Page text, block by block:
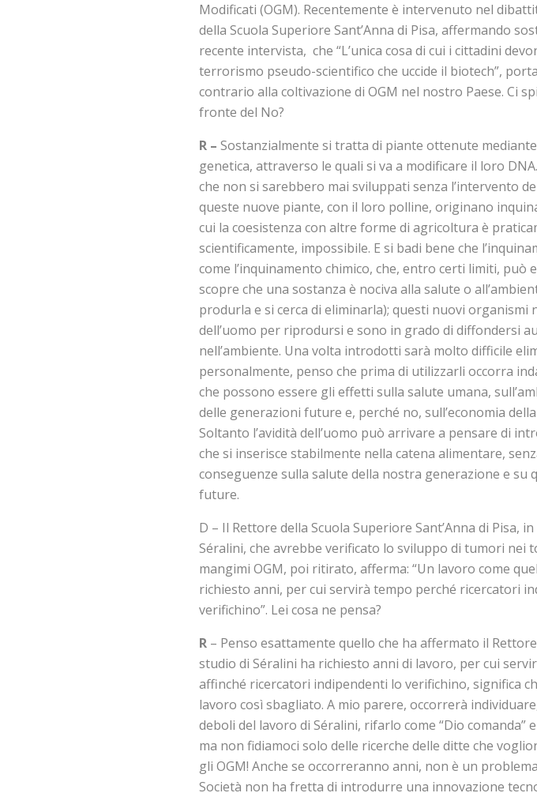
Modificati (OGM). Recentemente è intervenuto nel
della Scuola Superiore Sant’Anna di Pisa, affermando
recente intervista, che “L’unica cosa di cui i cittadini
terrorismo pseudo-scientifico che uccide il biotech”,
contrario alla coltivazione di OGM nel nostro Paese. Ci
fronte del No?
R – Sostanzialmente si tratta di piante ottenute
genetica, attraverso le quali si va a modificare il loro
che non si sarebbero mai sviluppati senza l’intervento
queste nuove piante, con il loro polline, originano
cui la coesistenza con altre forme di agricoltura è
scientificamente, impossibile. E si badi bene che
come l’inquinamento chimico, che, entro certi limiti, può
scopre che una sostanza è nociva alla salute o
produrla e si cerca di eliminarla); questi nuovi organismi
dell’uomo per riprodursi e sono in grado di diffondersi
nell’ambiente. Una volta introdotti sarà molto difficile
personalmente, penso che prima di utilizzarli occorra
che possono essere gli effetti sulla salute umana,
delle generazioni future e, perché no, sull’economia
Soltanto l’avidità dell’uomo può arrivare a pensare di
che si inserisce stabilmente nella catena alimentare,
conseguenze sulla salute della nostra generazione e su
future.
D – Il Rettore della Scuola Superiore Sant’Anna di Pisa,
Séralini, che avrebbe verificato lo sviluppo di tumori nei
mangimi OGM, poi ritirato, afferma: “Un lavoro come
richiesto anni, per cui servirà tempo perché ricercatori
verifichino”. Lei cosa ne pensa?
R – Penso esattamente quello che ha affermato il
studio di Séralini ha richiesto anni di lavoro, per cui
affinché ricercatori indipendenti lo verifichino, significa
lavoro così sbagliato. A mio parere, occorrerà
deboli del lavoro di Séralini, rifarlo come “Dio
ma non fidiamoci solo delle ricerche delle ditte che
gli OGM! Anche se occorreranno anni, non è un
Società non ha fretta di introdurre una innovazione